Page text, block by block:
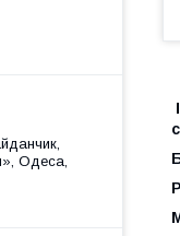
Одеса,